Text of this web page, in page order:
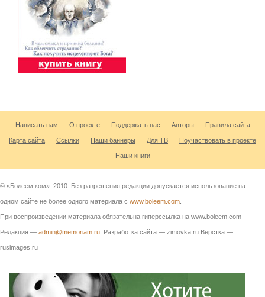
Написать нам О проекте Поддержать нас Авторы Правила сайта
Карта сайта Ссылки Наши баннеры Для ТВ Поучаствовать в проекте
Наши книги
© «Болеем.ком». 2010. Без разрешения редакции допускается использование на
одном сайте не более одного материала с www.boleem.com
При воспроизведении материала обязательна гиперссылка на www.boleem.com
Редакция — admin@memoriam.ru . Разработка сайта — zimovka.ru Вёрстка —
rusimages.ru